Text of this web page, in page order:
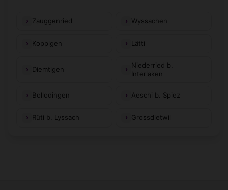
Zauggenried Wyssachen
Koppigen Lätti
Diemtigen
Niederried b.
Interlaken
Bollodingen Aeschi b. Spiez
Rüti b. Lyssach Grossdietwil